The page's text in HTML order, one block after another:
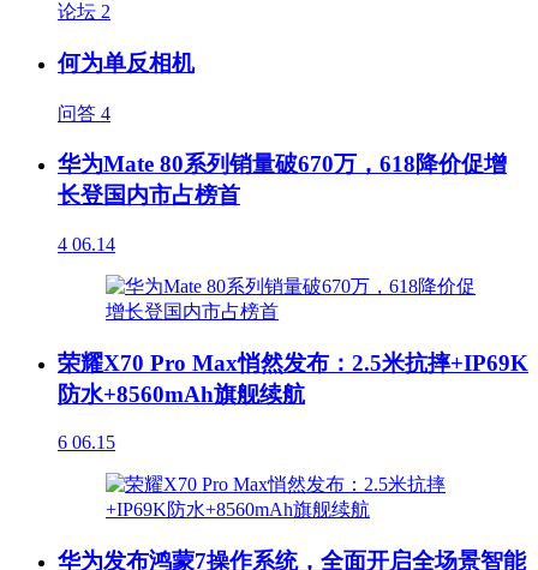
论坛 2
何为单反相机
问答 4
华为Mate 80系列销量破670万，618降价促增
长登国内市占榜首
4 06.14
荣耀X70 Pro Max悄然发布：2.5米抗摔+IP69K
防水+8560mAh旗舰续航
6 06.15
华为发布鸿蒙7操作系统，全面开启全场景智能